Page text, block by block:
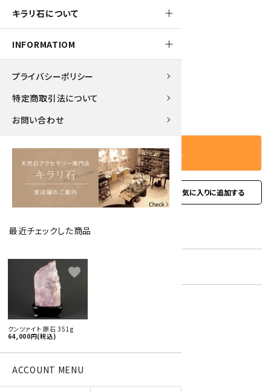
キラリ石について
INFORMATIOM
プライバシーポリシー
特定商取引法について
お問い合わせ
最近チェックした商品
クンツァイト 原石 351g
64,000円(税込)
favorite
ACCOUNT MENU
クンツァイト 原石 351g
64,000円(税込)
数量 －
カートに入れる
お問い合わせ favorite
型番: knz-02
在庫状況: 残り1です
特定商取引法に基づく表記 (返品など)
この商品を友達に教える
買い物を続ける